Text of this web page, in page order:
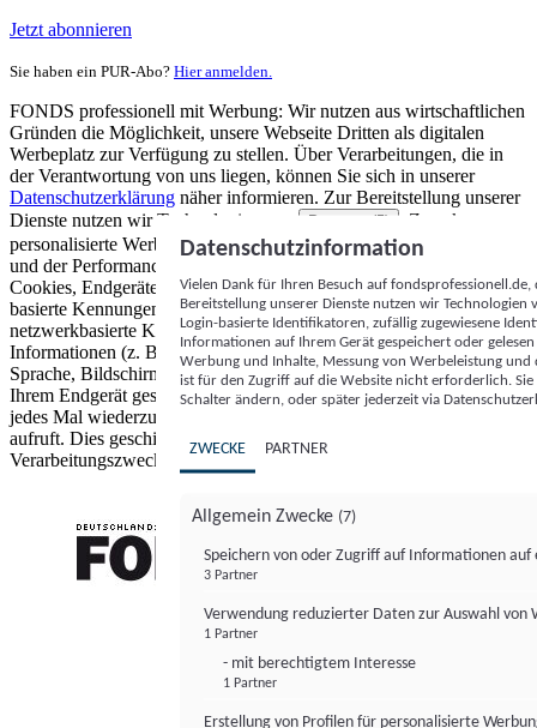
Jetzt abonnieren
Sie haben ein PUR-Abo? Hier anmelden.
FONDS professionell mit Werbung: Wir nutzen aus wirtschaftlichen
Gründen die Möglichkeit, unsere Webseite Dritten als digitalen
Werbeplatz zur Verfügung zu stellen. Über Verarbeitungen, die in
der Verantwortung von uns liegen, können Sie sich in unserer
Datenschutzerklärung näher informieren. Zur Bereitstellung unserer
Dienste nutzen wir Technologien von
Partnern (5)
. Zwecke:
personalisierte Werbung und Inhalte, Messung von Werbeleistung
und der Performance von Inhalten sowie Zielgruppenforschung.
Cookies, Endgeräte- oder ähnliche Online-Kennungen (z. B. login-
basierte Kennungen, zufällig generierte Kennungen,
netzwerkbasierte Kennungen) können zusammen mit anderen
Informationen (z. B. Browsertyp und Browserinformationen,
Sprache, Bildschirmgröße, unterstützte Technologien usw.) auf
Ihrem Endgerät gespeichert oder von dort ausgelesen werden, um es
jedes Mal wiederzuerkennen, wenn es eine App oder einer Webseite
aufruft. Dies geschieht für einen oder mehrere der hier aufgeführten
Verarbeitungszwecke.
Datenschutzinformation
Vielen Dank für Ihren Besuch auf
Bereitstellung unserer Dienste nutzen wir Technologien
Login-basierte Identifikatoren, zufällig zugewiesene
Informationen auf Ihrem Gerät gespeichert oder
Werbung und Inhalte, Messung von Werbeleistung
ist für den Zugriff auf die Website nicht erforderlich.
Schalter ändern, oder später jederzeit via
ZWECKE PARTNER
Allgemein Zwecke (7)
Speichern von oder Zugriff auf Informationen auf
3 Partner
Verwendung reduzierter Daten zur Auswahl von
1 Partner
- mit berechtigtem Interesse
1 Partner
Erstellung von Profilen für personalisierte
FONDS professionell